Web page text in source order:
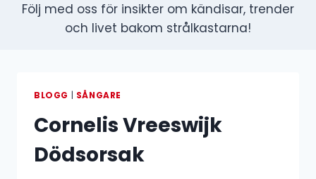
Följ med oss för insikter om kändisar, trender
och livet bakom strålkastarna!
BLOGG SÅNGARE
Cornelis Vreeswijk
Dödsorsak